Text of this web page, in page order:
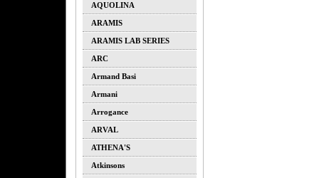
AQUOLINA
ARAMIS
ARAMIS LAB SERIES
ARC
Armand Basi
Armani
Arrogance
ARVAL
ATHENA'S
Atkinsons